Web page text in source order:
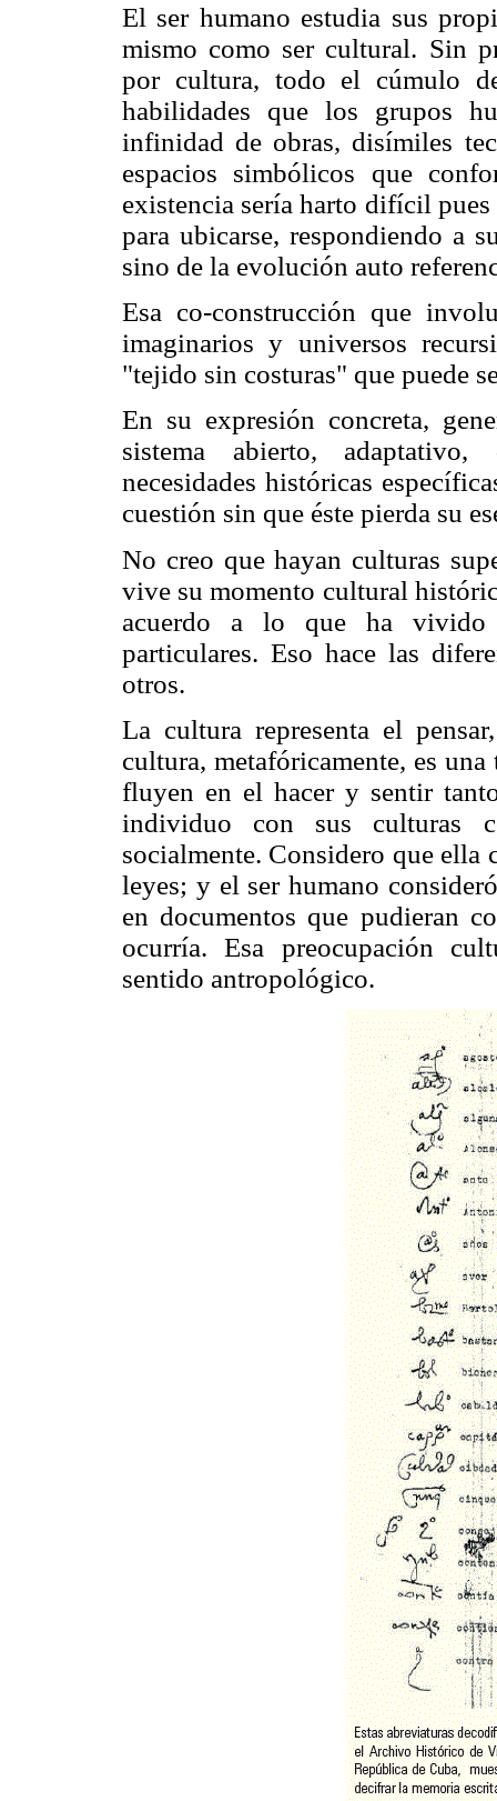
El ser humano estudia sus
mismo como ser cultural. Sin
por cultura, todo el cúmulo
habilidades que los grupos
infinidad de obras, disímiles
espacios simbólicos que
existencia sería harto difícil
para ubicarse, respondiendo a
sino de la evolución auto
Esa co-construcción que
imaginarios y universos
"tejido sin costuras" que puede
En su expresión concreta,
sistema abierto, adaptativo,
necesidades históricas
cuestión sin que éste pierda su
No creo que hayan culturas
vive su momento cultural
acuerdo a lo que ha vivido
particulares. Eso hace las
otros.
La cultura representa el
cultura, metafóricamente, es
fluyen en el hacer y sentir
individuo con sus culturas
socialmente. Considero que
leyes; y el ser humano
en documentos que pudieran
ocurría. Esa preocupación
sentido antropológico.